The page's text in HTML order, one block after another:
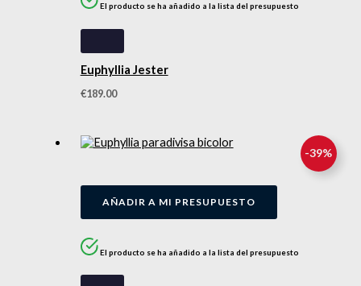
El producto se ha añadido a la lista del presupuesto
Euphyllia Jester
€189.00
-39%
AÑADIR A MI PRESUPUESTO
El producto se ha añadido a la lista del presupuesto